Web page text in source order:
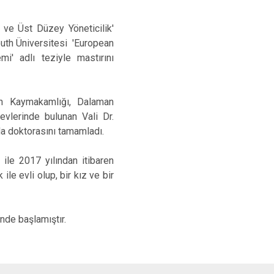
ve Üst Düzey Yöneticilik'
Üniversitesi 'European
adlı teziyle mastırını
Kaymakamlığı, Dalaman
bulunan Vali Dr.
doktorasını tamamladı.
ile 2017 yılından itibaren
ile evli olup, bir kız ve bir
başlamıştır.